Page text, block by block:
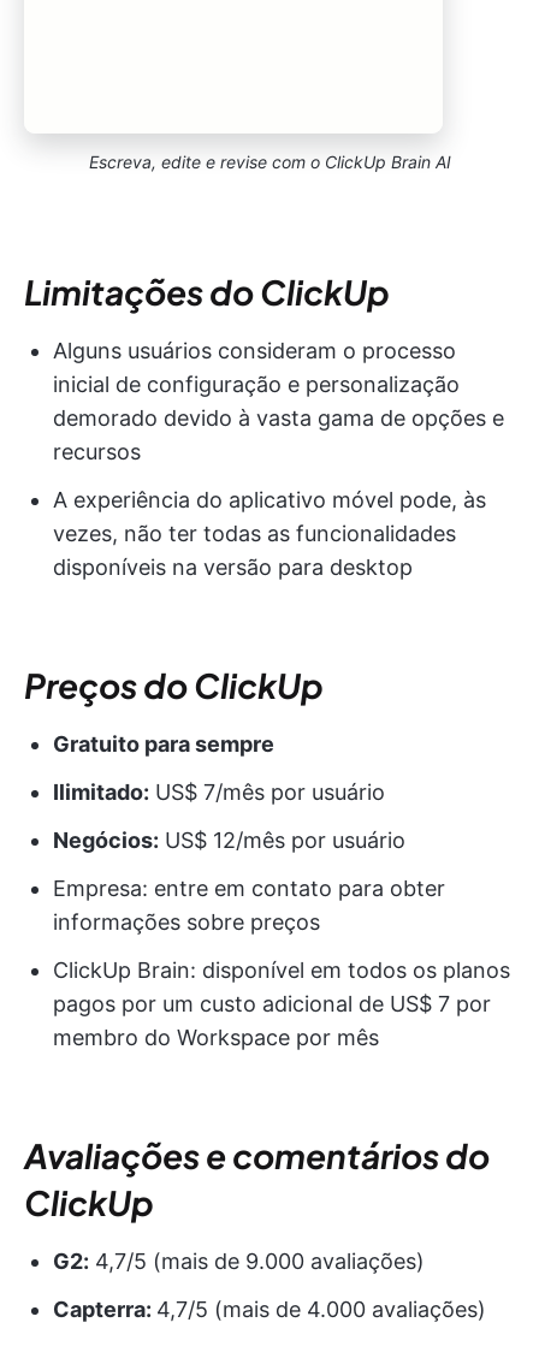
Escreva, edite e revise com o ClickUp Brain AI
Limitações do ClickUp
Alguns usuários consideram o processo
inicial de configuração e personalização
demorado devido à vasta gama de opções e
recursos
A experiência do aplicativo móvel pode, às
vezes, não ter todas as funcionalidades
disponíveis na versão para desktop
Preços do ClickUp
Gratuito para sempre
Ilimitado: US$ 7/mês por usuário
Negócios: US$ 12/mês por usuário
Empresa: entre em contato para obter
informações sobre preços
ClickUp Brain: disponível em todos os planos
pagos por um custo adicional de US$ 7 por
membro do Workspace por mês
Avaliações e comentários do
ClickUp
G2: 4,7/5 (mais de 9.000 avaliações)
Capterra: 4,7/5 (mais de 4.000 avaliações)